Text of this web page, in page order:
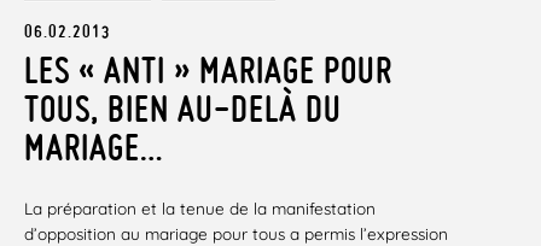
06.02.2013
LES « ANTI » MARIAGE POUR
TOUS, BIEN AU-DELÀ DU
MARIAGE…
La préparation et la tenue de la manifestation
d’opposition au mariage pour tous a permis l’expression